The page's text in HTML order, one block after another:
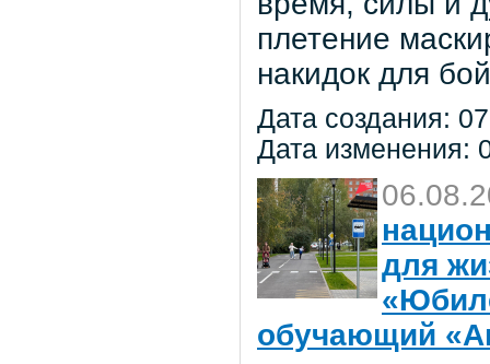
плетение
накидок для
Дата создания:
Дата изменения:
для
обучающий